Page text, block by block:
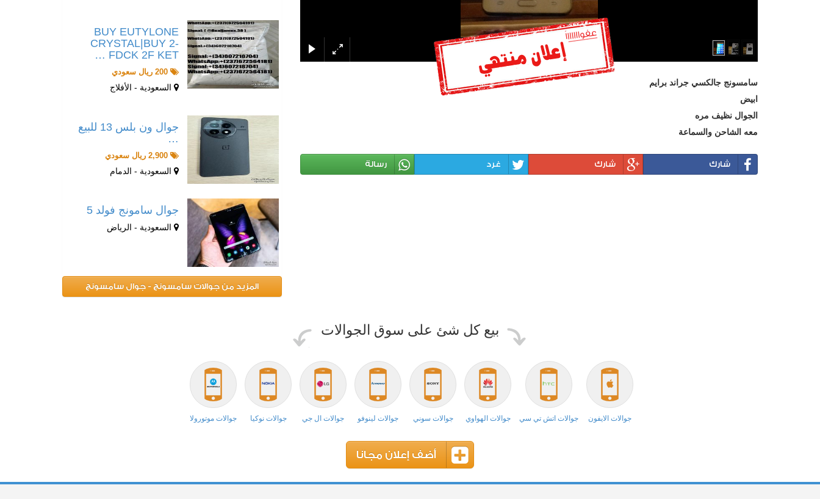
سامسونج جالكسي جراند برايم
ابيض
الجوال نظيف مره
معه الشاحن والسماعة
شارك شارك غرد رسالة
BUY EUTYLONE
CRYSTAL|BUY 2-
FDCK 2F KET …
200 ريال سعودي
السعودية - الأفلاج
جوال ون بلس 13 للبيع
…
2,900 ريال سعودي
السعودية - الدمام
جوال سامونج فولد 5
السعودية - الرياض
المزيد من جوالات سامسونج - جوال سامسونج
بيع كل شئ على سوق الجوالات
جوالات الايفون جوالات اتش تي سي جوالات الهواوي جوالات سوني جوالات لينوفو جوالات ال جي جوالات نوكيا جوالات موتورولا
أضف إعلان مجانا